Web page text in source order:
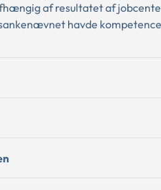
af resultatet af
havde